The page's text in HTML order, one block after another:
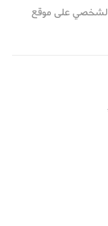
على موقع